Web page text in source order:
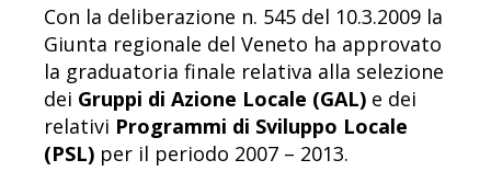
Con la deliberazione n. 545 del 10.3.2009 la
Giunta regionale del Veneto ha approvato
la graduatoria finale relativa alla selezione
dei Gruppi di Azione Locale (GAL) e dei
relativi Programmi di Sviluppo Locale
(PSL) per il periodo 2007 – 2013.